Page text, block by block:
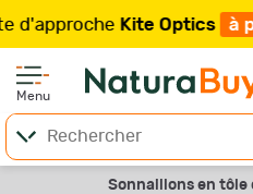
Kite Optics à
Menu
Sonnaillons en tôle